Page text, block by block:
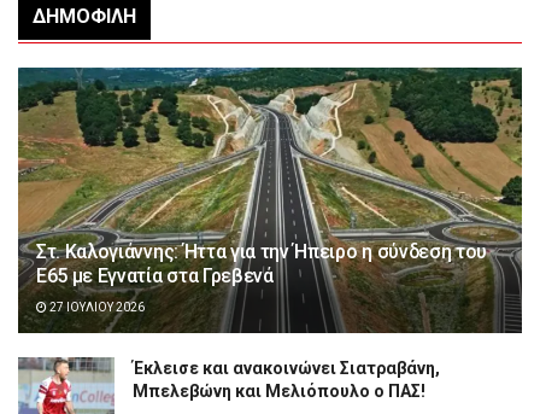
ΔΗΜΟΦΙΛΉ
Στ. Καλογιάννης: Ήττα για την Ήπειρο η σύνδεση του
Ε65 με Εγνατία στα Γρεβενά
27 ΙΟΥΛΊΟΥ 2026
Έκλεισε και ανακοινώνει Σιατραβάνη,
Μπελεβώνη και Μελιόπουλο ο ΠΑΣ!